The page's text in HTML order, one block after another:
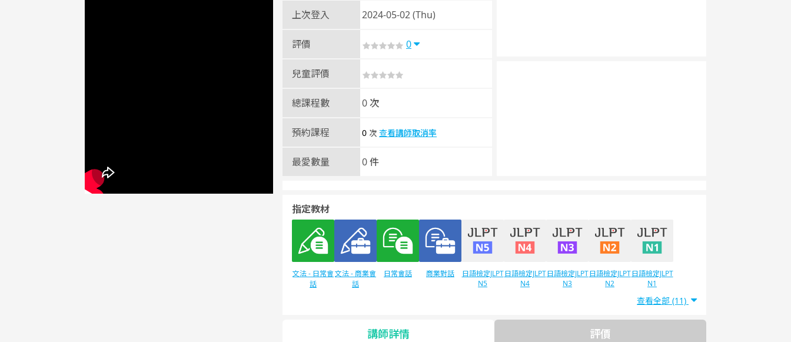
上次登入 2024-05-02 (Thu)
評價 0
兒童評價
總課程數 0 次
預約課程 0 次 查看講師取消率
最愛數量 0 件
指定教材
文法 - 日常會
話
文法 - 商業會
話
日常會話 商業對話
日語檢定JLPT
N5
日語檢定JLPT
N4
日語檢定JLPT
N3
日語檢定JLPT
N2
日語檢定JLPT
N1
查看全部 (11)
講師詳情 評價